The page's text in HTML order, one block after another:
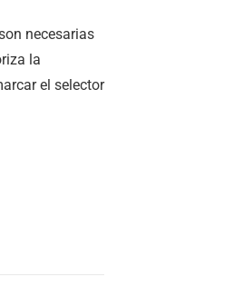
necesarias
la
el selector